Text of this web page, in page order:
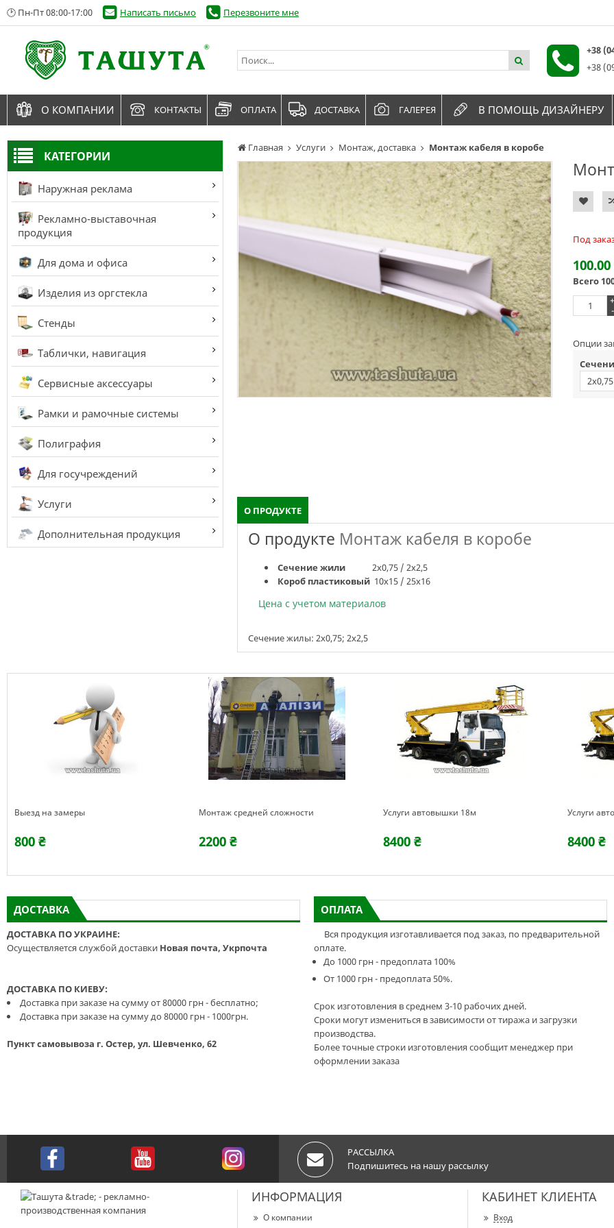
КАТЕГОРИИ
Наружная реклама
Рекламно-выставочная
продукция
Для дома и офиса
Изделия из оргстекла
Стенды
Таблички, навигация
Сервисные аксессуары
Рамки и рамочные системы
Полиграфия
Для госучреждений
Услуги
Дополнительная продукция
Главная Услуги Монтаж, доставка Монтаж кабеля в коробе
Под
100.00
Всего
+
-
Опции
2х0,75
О ПРОДУКТЕ
О продукте Монтаж кабеля в коробе
Сечение жили 2х0,75 / 2х2,5
Короб пластиковый 10х15 / 25х16
Цена с учетом материалов
Сечение жилы: 2х0,75; 2х2,5
Выезд на замеры
800 ₴
Монтаж средней сложности
2200 ₴
Услуги автовышки 18м
8400 ₴
Услуги
8400 ₴
ДОСТАВКА
ДОСТАВКА ПО УКРАИНЕ:
Осуществляется службой доставки Новая почта, Укрпочта
ДОСТАВКА ПО КИЕВУ:
Доставка при заказе на сумму от 80000 грн - бесплатно;
Доставка при заказе на сумму до 80000 грн - 1000грн.
Пункт самовывоза г. Остер, ул. Шевченко, 62
ОПЛАТА
Вся продукция изготавливается под заказ, по предварительной
оплате.
До 1000 грн - предоплата 100%
От 1000 грн - предоплата 50%.
Срок изготовления в среднем 3-10 рабочих дней.
Сроки могут измениться в зависимости от тиража и загрузки
производства.
Более точные строки изготовления сообщит менеджер при
оформлении заказа
🕑 Пн-Пт 08:00-17:00 Написать письмо Перезвоните мне
+38
+38
О КОМПАНИИ КОНТАКТЫ ОПЛАТА ДОСТАВКА ГАЛЕРЕЯ В ПОМОЩЬ ДИЗАЙНЕРУ
РАССЫЛКА
Подпишитесь на нашу рассылку
ИНФОРМАЦИЯ
О компании
КАБИНЕТ КЛИЕНТА
Вход